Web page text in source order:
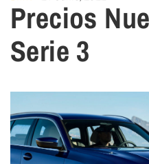
Precios
Serie 3